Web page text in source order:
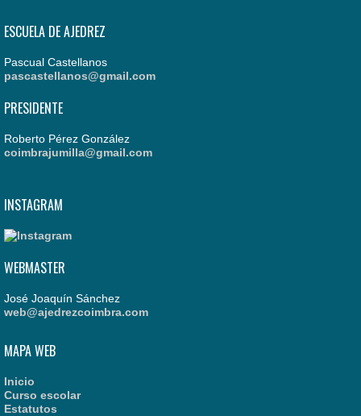
ESCUELA DE AJEDREZ
Pascual Castellanos
pascastellanos@gmail.com
PRESIDENTE
Roberto Pérez González
coimbrajumilla@gmail.com
INSTAGRAM
WEBMASTER
José Joaquín Sánchez
web@ajedrezcoimbra.com
MAPA WEB
Inicio
Curso escolar
Estatutos